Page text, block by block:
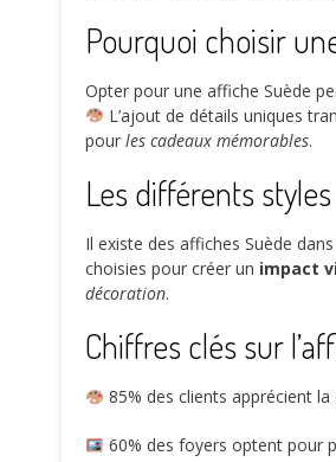
Pourquoi choisir
Opter pour une affiche Suède
L’ajout de détails uniques
pour les cadeaux mémorables.
Les différents
Il existe des affiches Suède
choisies pour créer un impact
décoration.
Chiffres clés sur
85% des clients apprécient
60% des foyers optent pour